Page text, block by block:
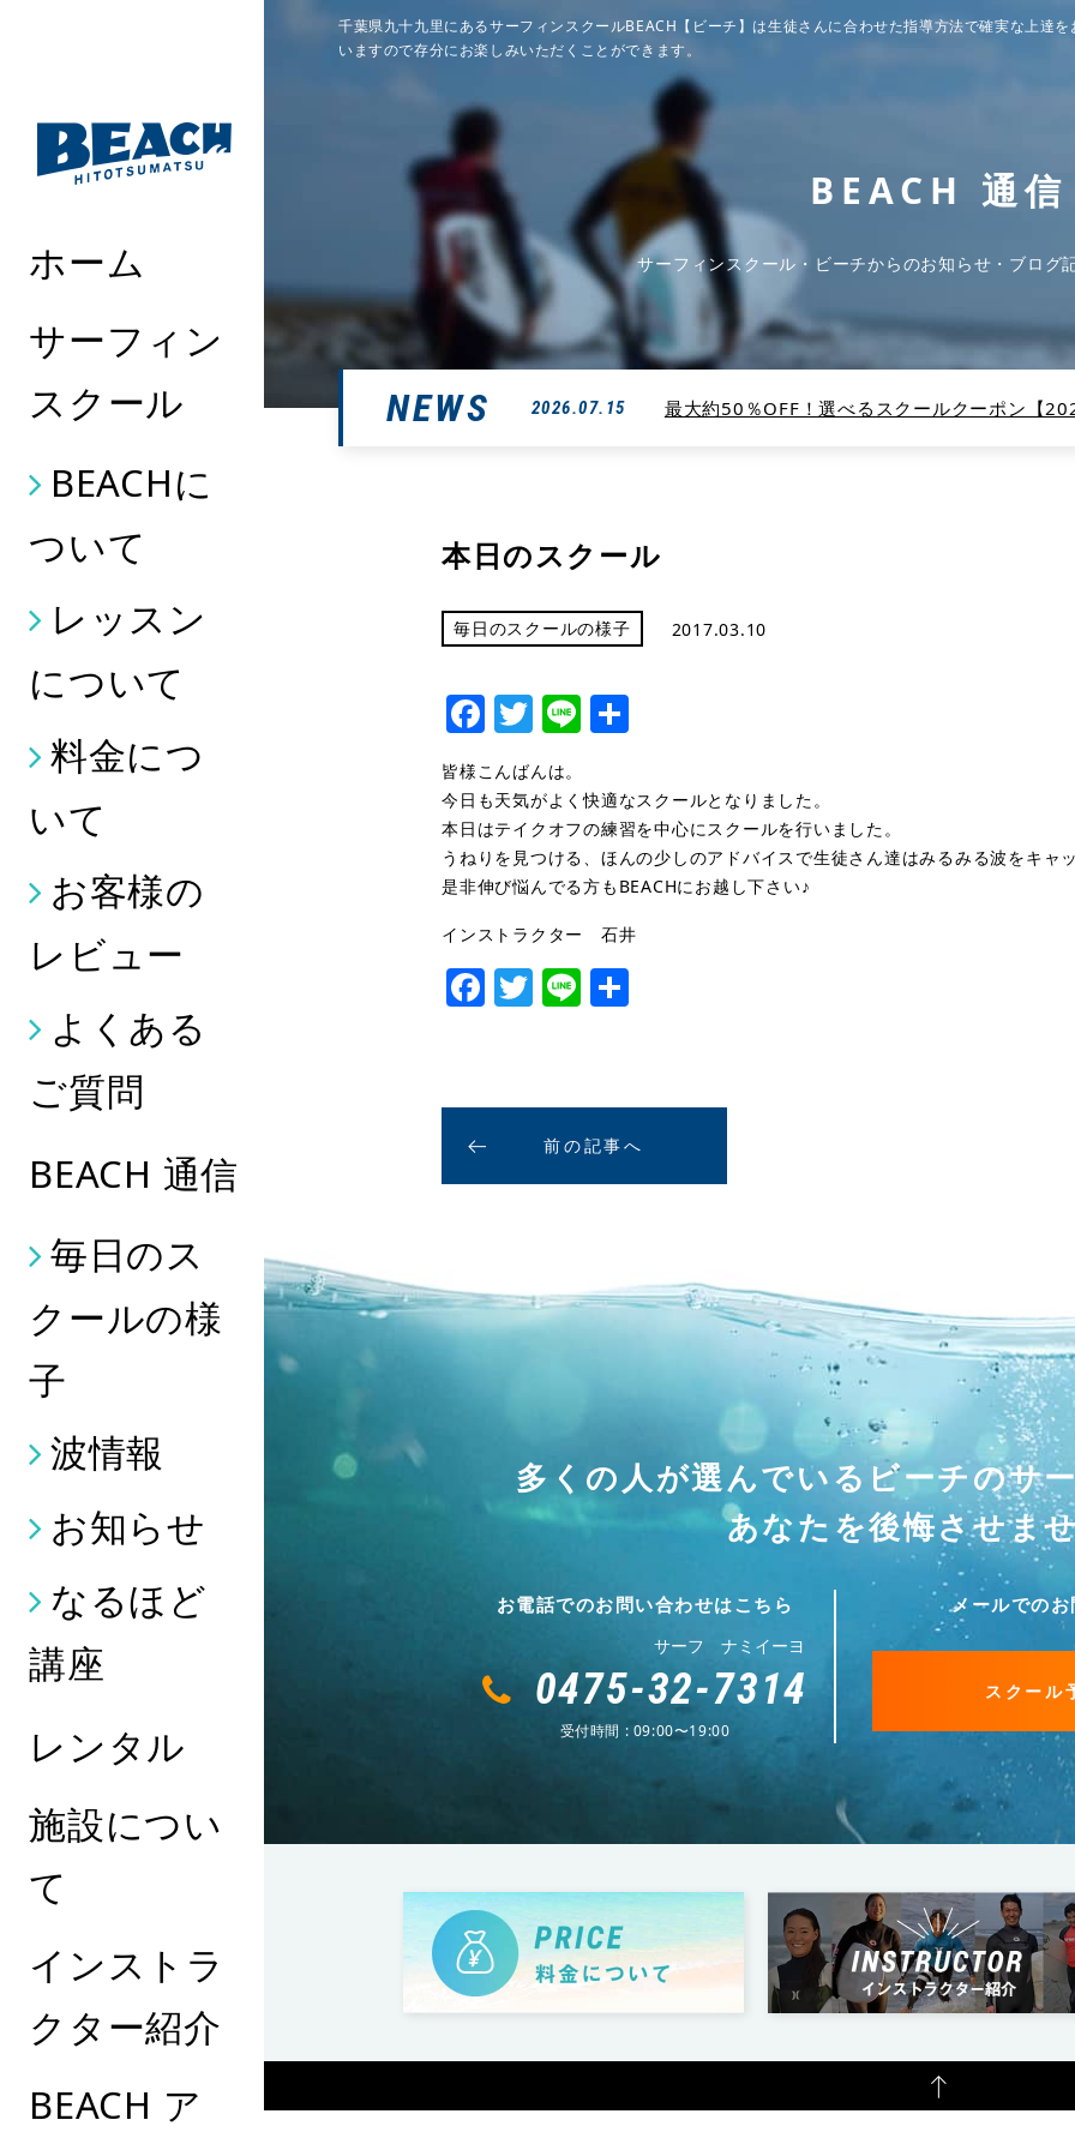
ホーム
サーフィン
スクール
BEACHに
ついて
レッスン
について
料金につ
いて
お客様の
レビュー
よくある
ご質問
BEACH 通信
毎日のス
クールの様
子
波情報
お知らせ
なるほど
講座
レンタル
施設につい
て
インストラ
クター紹介
BEACH ア
千葉県九十九里にあるサーフィンスクールBEACH【ビーチ】は生徒さんに合わせた指導方法で確実な上達
いますので存分にお楽しみいただくことができます。
BEACH 通信
サーフィンスクール・ビーチからのお知らせ・ブログ
NEWS 2026.07.15 最大約50％OFF！選べるスクールクーポン【
本日のスクール
毎日のスクールの様子 2017.03.10
Facebook
Twitter
Line
皆様こんばんは。
今日も天気がよく快適なスクールとなりました。
本日はテイクオフの練習を中心にスクールを行いました。
うねりを見つける、ほんの少しのアドバイスで生徒さん達はみるみる波をキャ
是非伸び悩んでる方もBEACHにお越し下さい♪
インストラクター 石井
Facebook
Twitter
Line
前の記事へ
多くの人が選んでいるビーチのサ
あなたを後悔させませ
お電話でのお問い合わせはこちら
サーフ ナミイーヨ
0475-32-7314
受付時間 : 09:00〜19:00
メールでの
スクール